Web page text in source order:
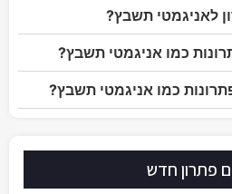
לאניגמטי תשבץ?
כמו אניגמטי תשבץ?
כמו אניגמטי תשבץ?
פתרון חדש